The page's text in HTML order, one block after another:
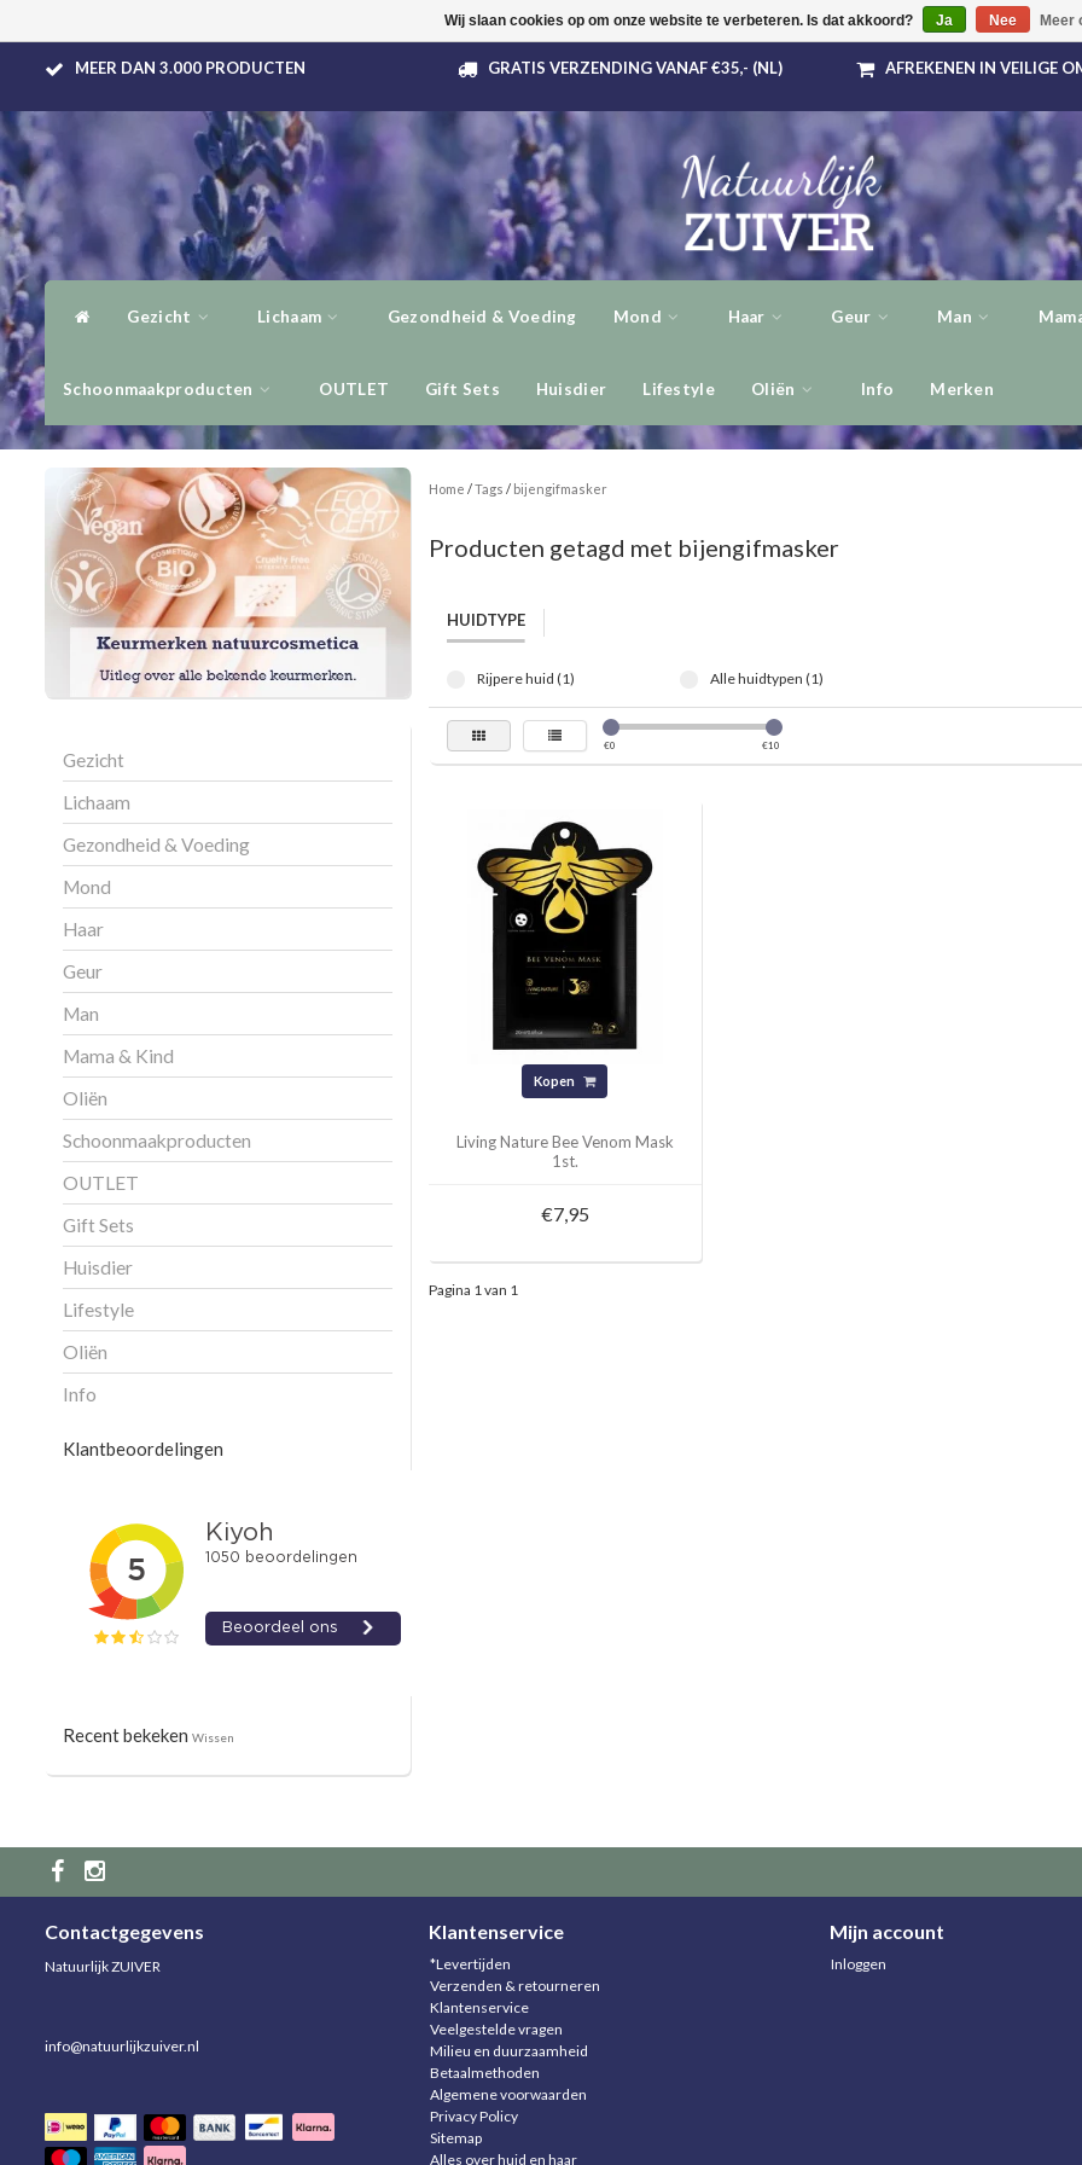
MEER DAN 3.000 PRODUCTEN GRATIS VERZENDING VANAF €35,- (NL) AFREKENEN IN VEILIGE
Gezicht Lichaam Gezondheid & Voeding Mond Haar Geur Man
Schoonmaakproducten OUTLET Gift Sets Huisdier Lifestyle Oliën Info Merken
Gezicht
Lichaam
Gezondheid & Voeding
Mond
Haar
Geur
Man
Mama & Kind
Oliën
Schoonmaakproducten
OUTLET
Gift Sets
Huisdier
Lifestyle
Oliën
Info
Klantbeoordelingen
Recent bekeken Wissen
Home /Tags / bijengifmasker
Producten getagd met bijengifmasker
HUIDTYPE
Rijpere huid (1) Alle huidtypen (1)
€0 €10
Kopen
Living Nature Bee Venom Mask
1st.
€7,95
Pagina 1 van 1
Contactgegevens
Natuurlijk ZUIVER
info@natuurlijkzuiver.nl
Klantenservice
*Levertijden
Verzenden & retourneren
Klantenservice
Veelgestelde vragen
Milieu en duurzaamheid
Betaalmethoden
Algemene voorwaarden
Privacy Policy
Sitemap
Alles over huid en haar
Mijn account
Inloggen
Wij slaan cookies op om onze website te verbeteren. Is dat akkoord? Ja Nee Meer